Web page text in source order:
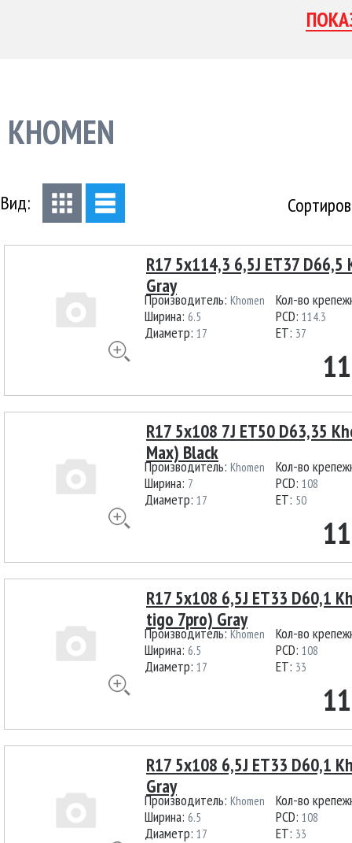
KHOMEN
Вид:
R17 5x114,3 6,5J ET37
Gray
Производитель: Khomen
Ширина: 6.5
Диаметр: 17
Кол-во
PCD: 114.3
ET: 37
R17 5x108 7J ET50 D63,35
Max) Black
Производитель: Khomen
Ширина: 7
Диаметр: 17
Кол-во
PCD: 108
ET: 50
R17 5x108 6,5J ET33 D60,1
tigo 7pro) Gray
Производитель:Khomen
Ширина: 6.5
Диаметр: 17
Кол-во
PCD: 108
ET: 33
R17 5x108 6,5J ET33 D60,1
Gray
Производитель: Khomen
Ширина: 6.5
Диаметр: 17
Кол-во
PCD: 108
ET: 33